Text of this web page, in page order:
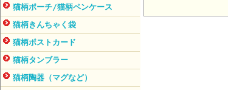
猫柄ポーチ/猫柄ペンケース
猫柄きんちゃく袋
猫柄ポストカード
猫柄タンブラー
猫柄陶器（マグなど）